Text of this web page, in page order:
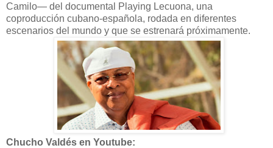
Camilo— del documental Playing Lecuona, una
coproducción cubano-española, rodada en diferentes
escenarios del mundo y que se estrenará próximamente.
Chucho Valdés en Youtube: